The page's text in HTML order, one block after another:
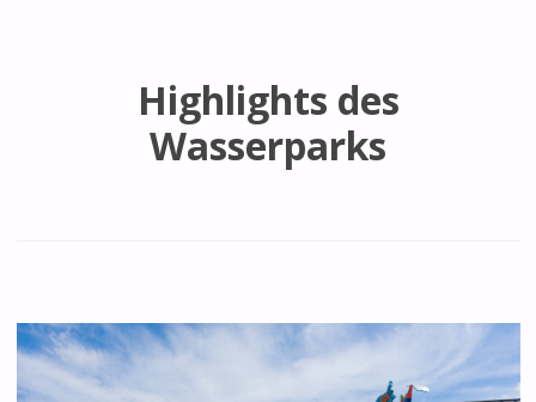
Highlights des
Wasserparks